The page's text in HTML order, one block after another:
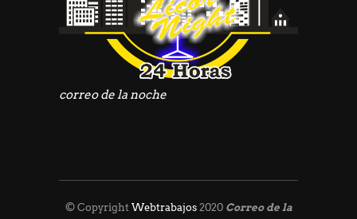
correo de la noche
© Copyright Webtrabajos2020 Correo de la